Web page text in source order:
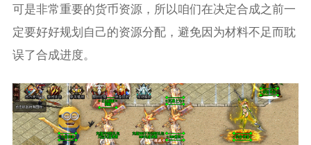
可是非常重要的货币资源，所以咱们在决定合成之前一
定要好好规划自己的资源分配，避免因为材料不足而耽
误了合成进度。